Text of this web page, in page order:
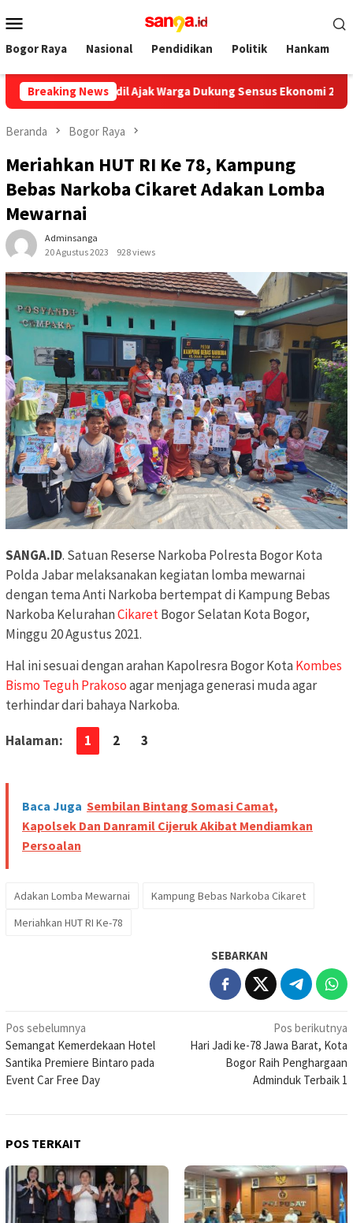
ke
kontenMobile
Bogor Raya Nasional Pendidikan Politik Hankam
Breaking News
Adil Ajak Warga Dukung Sensus Ekonomi 2026
Beranda Bogor Raya
Meriahkan HUT RI Ke 78, Kampung
Bebas Narkoba Cikaret Adakan Lomba
Mewarnai
Adminsanga
20 Agustus 2023
928 views
SANGA.ID. Satuan Reserse Narkoba Polresta Bogor Kota
Polda Jabar melaksanakan kegiatan lomba mewarnai
dengan tema Anti Narkoba bertempat di Kampung Bebas
Narkoba KelurahanCikaretBogor Selatan Kota Bogor,
Minggu 20 Agustus 2021.
Hal ini sesuai dengan arahan Kapolresra Bogor KotaKombes
Bismo Teguh Prakosoagar menjaga generasi muda agar
terhindar dari bahaya Narkoba.
Halaman: 1 2 3
Baca Juga Sembilan Bintang Somasi Camat,
Kapolsek Dan Danramil Cijeruk Akibat Mendiamkan
Persoalan
Adakan Lomba Mewarnai
Kampung Bebas Narkoba Cikaret
Meriahkan HUT RI Ke-78
SEBARKAN
Navigasi
pos
Pos sebelumnya
Semangat Kemerdekaan Hotel
Santika Premiere Bintaro pada
Event Car Free Day
Pos berikutnya
Hari Jadi ke-78 Jawa Barat, Kota
Bogor Raih Penghargaan
Adminduk Terbaik 1
POS TERKAIT